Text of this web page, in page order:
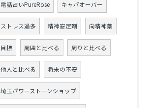
電話占いPureRose キャパオーバー
ストレス過多 精神安定剤 向精神薬
目標 周囲と比べる 周りと比べる
他人と比べる 将来の不安
埼玉パワーストーンショップ